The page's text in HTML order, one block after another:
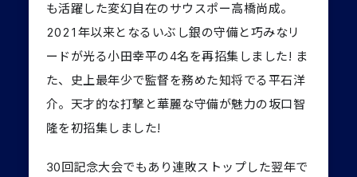
も活躍した変幻自在のサウスポー高橋尚成。
2021年以来となるいぶし銀の守備と巧みなリ
ードが光る小田幸平の4名を再招集しました! ま
た、史上最年少で監督を務めた知将でる平石洋
介。天才的な打撃と華麗な守備が魅力の坂口智
隆を初招集しました!
30回記念大会でもあり連敗ストップした翌年で